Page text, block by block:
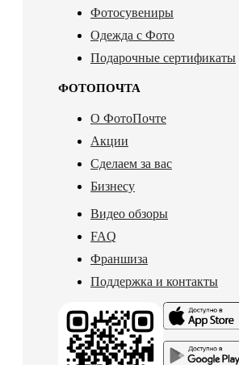
Фотосувениры
Одежда с Фото
Подарочные сертификаты
ФОТОПОЧТА
О ФотоПочте
Акции
Сделаем за вас
Бизнесу
Видео обзоры
FAQ
Франшиза
Поддержка и контакты